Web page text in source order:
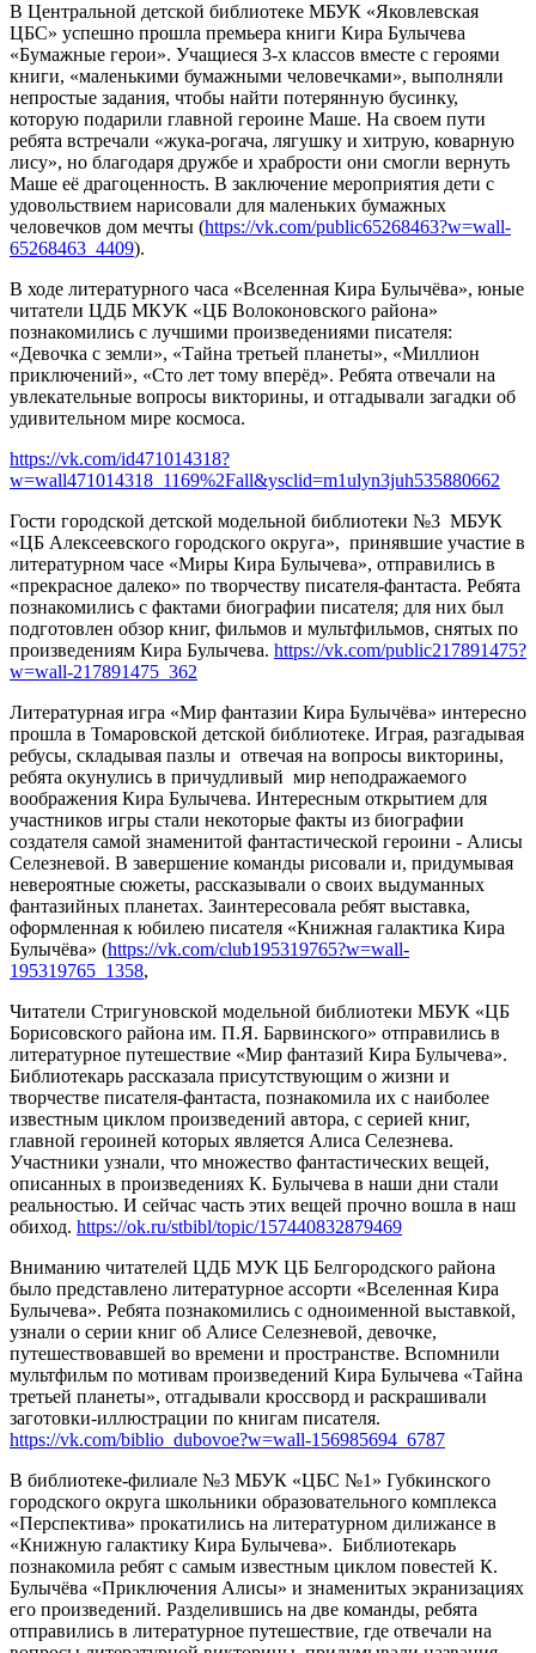
В Центральной детской библиотеке МБУК «Яковлевская
ЦБС» успешно прошла премьера книги Кира Булычева
«Бумажные герои». Учащиеся 3-х классов вместе с героями
книги, «маленькими бумажными человечками», выполняли
непростые задания, чтобы найти потерянную бусинку,
которую подарили главной героине Маше. На своем пути
ребята встречали «жука-рогача, лягушку и хитрую, коварную
лису», но благодаря дружбе и храбрости они смогли вернуть
Маше её драгоценность. В заключение мероприятия дети с
удовольствием нарисовали для маленьких бумажных
человечков дом мечты (https://vk.com/public65268463?w=wall-
65268463_4409).
В ходе литературного часа «Вселенная Кира Булычёва», юные
читатели ЦДБ МКУК «ЦБ Волоконовского района»
познакомились с лучшими произведениями писателя:
«Девочка с земли», «Тайна третьей планеты», «Миллион
приключений», «Сто лет тому вперёд». Ребята отвечали на
увлекательные вопросы викторины, и отгадывали загадки об
удивительном мире космоса.
https://vk.com/id471014318?
w=wall471014318_1169%2Fall&ysclid=m1ulyn3juh535880662
Гости городской детской модельной библиотеки №3 МБУК
«ЦБ Алексеевского городского округа», принявшие участие в
литературном часе «Миры Кира Булычева», отправились в
«прекрасное далеко» по творчеству писателя-фантаста. Ребята
познакомились с фактами биографии писателя; для них был
подготовлен обзор книг, фильмов и мультфильмов, снятых по
произведениям Кира Булычева. https://vk.com/public217891475?
w=wall-217891475_362
Литературная игра «Мир фантазии Кира Булычёва» интересно
прошла в Томаровской детской библиотеке. Играя, разгадывая
ребусы, складывая пазлы и отвечая на вопросы викторины,
ребята окунулись в причудливый мир неподражаемого
воображения Кира Булычева. Интересным открытием для
участников игры стали некоторые факты из биографии
создателя самой знаменитой фантастической героини - Алисы
Селезневой. В завершение команды рисовали и, придумывая
невероятные сюжеты, рассказывали о своих выдуманных
фантазийных планетах. Заинтересовала ребят выставка,
оформленная к юбилею писателя «Книжная галактика Кира
Булычёва» (https://vk.com/club195319765?w=wall-
195319765_1358,
Читатели Стригуновской модельной библиотеки МБУК «ЦБ
Борисовского района им. П.Я. Барвинского» отправились в
литературное путешествие «Мир фантазий Кира Булычева».
Библиотекарь рассказала присутствующим о жизни и
творчестве писателя-фантаста, познакомила их с наиболее
известным циклом произведений автора, с серией книг,
главной героиней которых является Алиса Селезнева.
Участники узнали, что множество фантастических вещей,
описанных в произведениях К. Булычева в наши дни стали
реальностью. И сейчас часть этих вещей прочно вошла в наш
обиход. https://ok.ru/stbibl/topic/157440832879469
Вниманию читателей ЦДБ МУК ЦБ Белгородского района
было представлено литературное ассорти «Вселенная Кира
Булычева». Ребята познакомились с одноименной выставкой,
узнали о серии книг об Алисе Селезневой, девочке,
путешествовавшей во времени и пространстве. Вспомнили
мультфильм по мотивам произведений Кира Булычева «Тайна
третьей планеты», отгадывали кроссворд и раскрашивали
заготовки-иллюстрации по книгам писателя.
https://vk.com/biblio_dubovoe?w=wall-156985694_6787
В библиотеке-филиале №3 МБУК «ЦБС №1» Губкинского
городского округа школьники образовательного комплекса
«Перспектива» прокатились на литературном дилижансе в
«Книжную галактику Кира Булычева». Библиотекарь
познакомила ребят с самым известным циклом повестей К.
Булычёва «Приключения Алисы» и знаменитых экранизациях
его произведений. Разделившись на две команды, ребята
отправились в литературное путешествие, где отвечали на